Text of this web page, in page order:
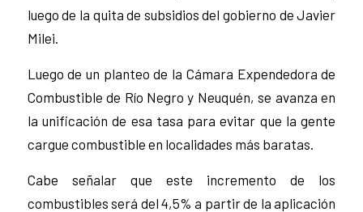
luego de la quita de subsidios del gobierno de Javier
Milei.
Luego de un planteo de la Cámara Expendedora de
Combustible de Río Negro y Neuquén, se avanza en
la unificación de esa tasa para evitar que la gente
cargue combustible en localidades más baratas.
Cabe señalar que este incremento de los
combustibles será del 4,5% a partir de la aplicación